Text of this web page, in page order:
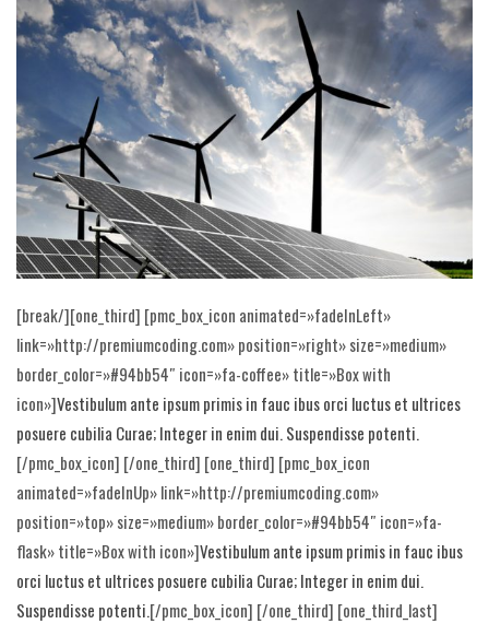
[break/][one_third] [pmc_box_icon animated=»fadeInLeft»
link=»http://premiumcoding.com» position=»right» size=»medium»
border_color=»#94bb54″ icon=»fa-coffee» title=»Box with
icon»]Vestibulum ante ipsum primis in fauc ibus orci luctus et ultrices
posuere cubilia Curae; Integer in enim dui. Suspendisse potenti.
[/pmc_box_icon] [/one_third] [one_third] [pmc_box_icon
animated=»fadeInUp» link=»http://premiumcoding.com»
position=»top» size=»medium» border_color=»#94bb54″ icon=»fa-
flask» title=»Box with icon»]Vestibulum ante ipsum primis in fauc ibus
orci luctus et ultrices posuere cubilia Curae; Integer in enim dui.
Suspendisse potenti.[/pmc_box_icon] [/one_third] [one_third_last]